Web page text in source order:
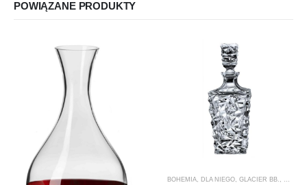
POWIĄZANE PRODUKTY
BOHEMIA DLA NIEGO GLACIER BB.